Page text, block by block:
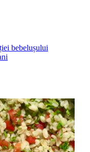
bebelușului